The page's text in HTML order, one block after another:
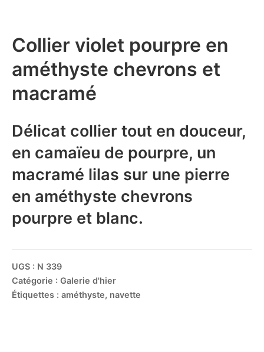
Collier violet pourpre en
améthyste chevrons et
macramé
Délicat collier tout en douceur,
en camaïeu de pourpre, un
macramé lilas sur une pierre
en améthyste chevrons
pourpre et blanc.
UGS : N 339
Catégorie : Galerie d'hier
Étiquettes : améthyste, navette